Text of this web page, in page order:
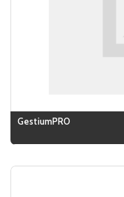
GestiumPRO